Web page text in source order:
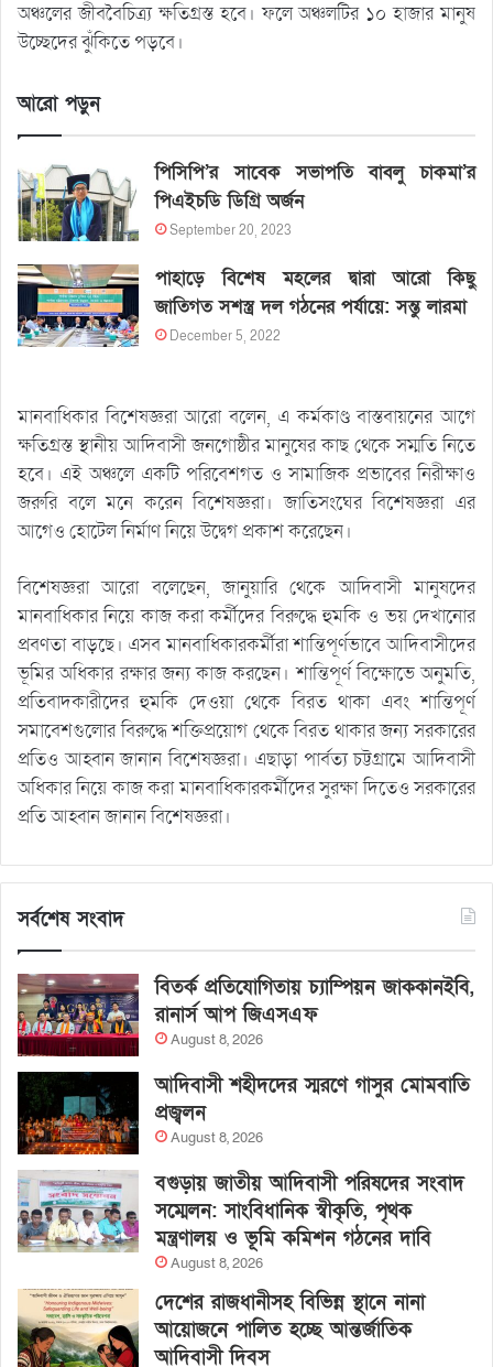
অঞ্চলের জীববৈচিত্র্য ক্ষতিগ্রস্ত হবে। ফলে অঞ্চলটির ১০ হাজার মানুষ
উচ্ছেদের ঝুঁকিতে পড়বে।
আরো পড়ুন
পিসিপি’র সাবেক সভাপতি বাবলু চাকমা’র
পিএইচডি ডিগ্রি অর্জন
September 20, 2023
পাহাড়ে বিশেষ মহলের দ্বারা আরো কিছু
জাতিগত সশস্ত্র দল গঠনের পর্যায়ে: সন্তু লারমা
December 5, 2022
মানবাধিকার বিশেষজ্ঞরা আরো বলেন, এ কর্মকাণ্ড বাস্তবায়নের আগে
ক্ষতিগ্রস্ত স্থানীয় আদিবাসী জনগোষ্ঠীর মানুষের কাছ থেকে সম্মতি নিতে
হবে। এই অঞ্চলে একটি পরিবেশগত ও সামাজিক প্রভাবের নিরীক্ষাও
জরুরি বলে মনে করেন বিশেষজ্ঞরা। জাতিসংঘের বিশেষজ্ঞরা এর
আগেও হোটেল নির্মাণ নিয়ে উদ্বেগ প্রকাশ করেছেন।
বিশেষজ্ঞরা আরো বলেছেন, জানুয়ারি থেকে আদিবাসী মানুষদের
মানবাধিকার নিয়ে কাজ করা কর্মীদের বিরুদ্ধে হুমকি ও ভয় দেখানোর
প্রবণতা বাড়ছে। এসব মানবাধিকারকর্মীরা শান্তিপূর্ণভাবে আদিবাসীদের
ভূমির অধিকার রক্ষার জন্য কাজ করছেন। শান্তিপূর্ণ বিক্ষোভে অনুমতি,
প্রতিবাদকারীদের হুমকি দেওয়া থেকে বিরত থাকা এবং শান্তিপূর্ণ
সমাবেশগুলোর বিরুদ্ধে শক্তিপ্রয়োগ থেকে বিরত থাকার জন্য সরকারের
প্রতিও আহ্বান জানান বিশেষজ্ঞরা। এছাড়া পার্বত্য চট্টগ্রামে আদিবাসী
অধিকার নিয়ে কাজ করা মানবাধিকারকর্মীদের সুরক্ষা দিতেও সরকারের
প্রতি আহ্বান জানান বিশেষজ্ঞরা।
সর্বশেষ সংবাদ
বিতর্ক প্রতিযোগিতায় চ্যাম্পিয়ন জাককানইবি,
রানার্স আপ জিএসএফ
August 8, 2026
আদিবাসী শহীদদের স্মরণে গাসুর মোমবাতি
প্রজ্বলন
August 8, 2026
বগুড়ায় জাতীয় আদিবাসী পরিষদের সংবাদ
সম্মেলন: সাংবিধানিক স্বীকৃতি, পৃথক
মন্ত্রণালয় ও ভূমি কমিশন গঠনের দাবি
August 8, 2026
দেশের রাজধানীসহ বিভিন্ন স্থানে নানা
আয়োজনে পালিত হচ্ছে আন্তর্জাতিক
আদিবাসী দিবস